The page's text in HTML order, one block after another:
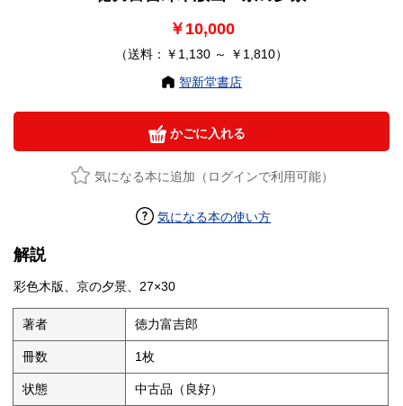
￥10,000
（送料：￥1,130 ～ ￥1,810）
智新堂書店
かごに入れる
気になる本に追加（ログインで利用可能）
気になる本の使い方
解説
彩色木版、京の夕景、27×30
著者 徳力富吉郎
冊数 1枚
状態 中古品（良好）